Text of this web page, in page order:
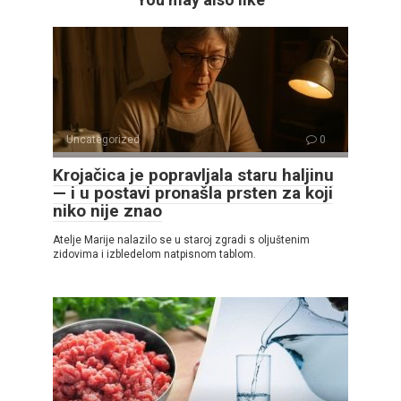
Uncategorized 0
Krojačica je popravljala staru haljinu
— i u postavi pronašla prsten za koji
niko nije znao
Atelje Marije nalazilo se u staroj zgradi s oljuštenim
zidovima i izbledelom natpisnom tablom.